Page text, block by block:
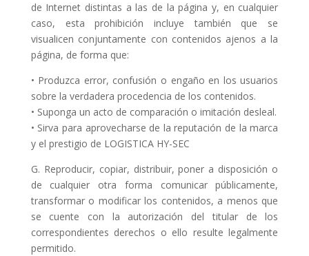
de Internet distintas a las de la página y, en cualquier
caso, esta prohibición incluye también que se
visualicen conjuntamente con contenidos ajenos a la
página, de forma que:
• Produzca error, confusión o engaño en los usuarios
sobre la verdadera procedencia de los contenidos.
• Suponga un acto de comparación o imitación desleal.
• Sirva para aprovecharse de la reputación de la marca
y el prestigio de LOGISTICA HY-SEC
G. Reproducir, copiar, distribuir, poner a disposición o
de cualquier otra forma comunicar públicamente,
transformar o modificar los contenidos, a menos que
se cuente con la autorización del titular de los
correspondientes derechos o ello resulte legalmente
permitido.